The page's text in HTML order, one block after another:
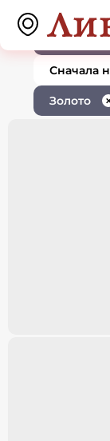
Ювелирные
1
По
Сначала
Золото